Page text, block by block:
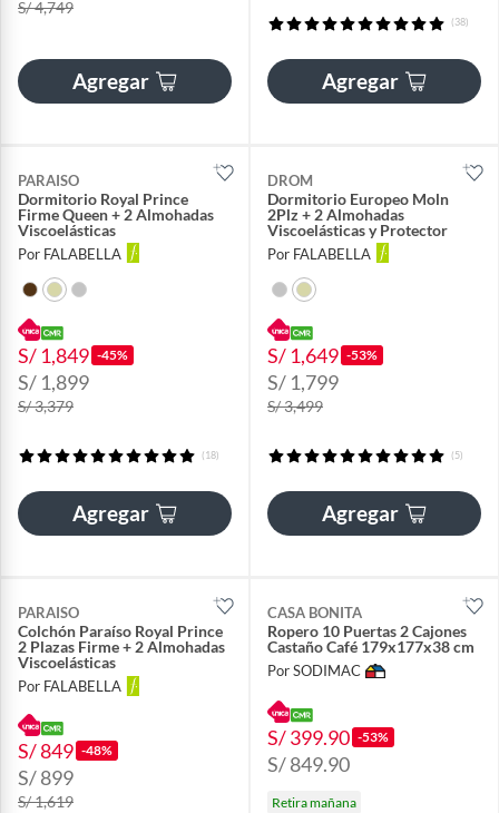
S/ 4,749
Agregar
(38)
Agregar
PARAISO
Dormitorio Royal Prince
Firme Queen + 2 Almohadas
Viscoelásticas
Por FALABELLA
S/ 1,849 -45%
S/ 1,899
S/ 3,379
(18)
Agregar
DROM
Dormitorio Europeo Moln
2Plz + 2 Almohadas
Viscoelásticas y Protector
Por FALABELLA
S/ 1,649 -53%
S/ 1,799
S/ 3,499
(5)
Agregar
PARAISO
Colchón Paraíso Royal Prince
2 Plazas Firme + 2 Almohadas
Viscoelásticas
Por FALABELLA
S/ 849 -48%
S/ 899
S/ 1,619
CASA BONITA
Ropero 10 Puertas 2 Cajones
Castaño Café 179x177x38 cm
Por SODIMAC
S/ 399.90 -53%
S/ 849.90
Retira mañana